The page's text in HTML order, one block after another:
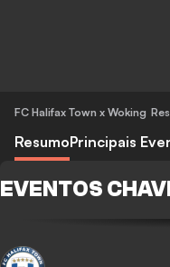
FC Halifax Town x Woking
ResumoPrincipais
EVENTOS